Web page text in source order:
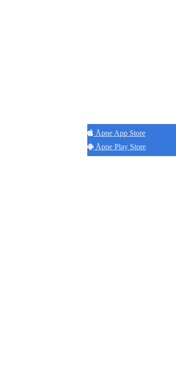
Åpne App Store
Åpne Play Store